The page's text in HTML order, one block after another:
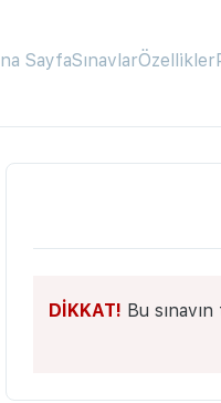
SayfaSınavlarÖzellikler
DİKKAT! Bu